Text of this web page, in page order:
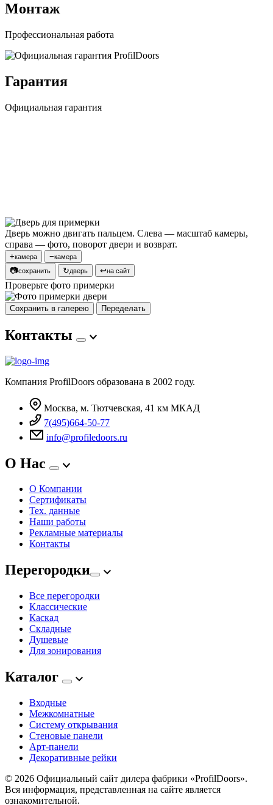
Монтаж
Профессиональная работа
Гарантия
Официальная гарантия
Дверь можно двигать пальцем. Слева — масштаб камеры,
справа — фото, поворот двери и возврат.
+камера −камера
📷сохранить ↻дверь ↩на сайт
Проверьте фото примерки
Сохранить в галерею Переделать
Контакты
Компания ProfilDoors образована в 2002 году.
Москва, м. Тютчевская, 41 км МКАД
7(495)664-50-77
info@profiledoors.ru
О Нас
О Компании
Сертификаты
Тех. данные
Наши работы
Рекламные материалы
Контакты
Перегородки
Все перегородки
Классические
Каскад
Складные
Душевые
Для зонирования
Каталог
Входные
Межкомнатные
Систему открывания
Стеновые панели
Арт-панели
Декоративные рейки
© 2026 Официальный сайт дилера фабрики «ProfilDoors».
Вся информация, представленная на сайте является
ознакомительной.